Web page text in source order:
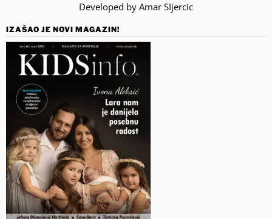
Developed by Amar SIjercic
IZAŠAO JE NOVI MAGAZIN!